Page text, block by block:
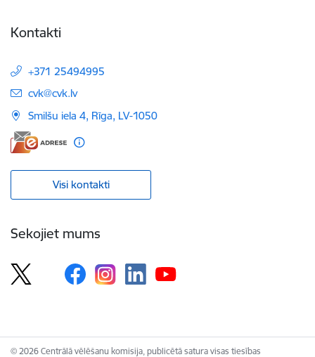
Kontakti
+371 25494995
E-pasts:
cvk@cvk.lv
Smilšu iela 4, Rīga, LV-1050
Visi kontakti
Sekojiet mums
© 2026 Centrālā vēlēšanu komisija, publicētā satura visas tiesības